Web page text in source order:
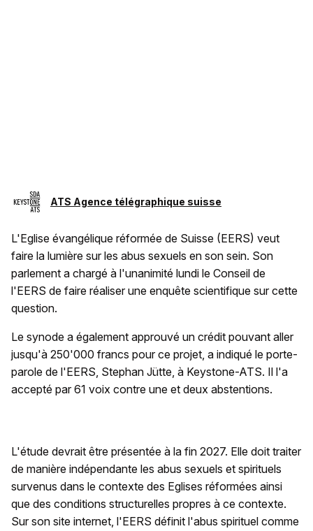
ATS Agence télégraphique suisse
L'Eglise évangélique réformée de Suisse (EERS) veut
faire la lumière sur les abus sexuels en son sein. Son
parlement a chargé à l'unanimité lundi le Conseil de
l'EERS de faire réaliser une enquête scientifique sur cette
question.
Le synode a également approuvé un crédit pouvant aller
jusqu'à 250'000 francs pour ce projet, a indiqué le porte-
parole de l'EERS, Stephan Jütte, à Keystone-ATS. Il l'a
accepté par 61 voix contre une et deux abstentions.
L'étude devrait être présentée à la fin 2027. Elle doit traiter
de manière indépendante les abus sexuels et spirituels
survenus dans le contexte des Eglises réformées ainsi
que des conditions structurelles propres à ce contexte.
Sur son site internet, l'EERS définit l'abus spirituel comme